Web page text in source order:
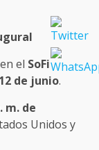
el SoFi
de junio.
m. de
Unidos y